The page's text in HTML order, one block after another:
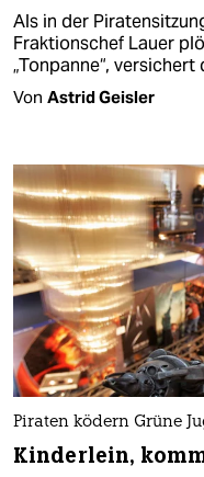
Als in der
Fraktionschef Lauer
„Tonpanne“,
Von Astrid Geisler
Piraten ködern Grüne
Kinderlein,